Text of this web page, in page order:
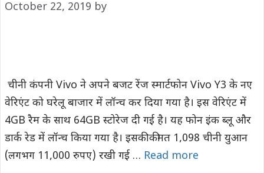
October 22, 2019 by
चीनी कंपनी Vivo ने अपने बजट रेंज स्मार्टफोन Vivo Y3 के नए
वेरिएंट को घरेलू बाजार में लॉन्च कर दिया गया है। इस वेरिएंट में
4GB रैम के साथ 64GB स्टोरेज दी गई है। यह फोन इंक ब्लू और
डार्क रेड में लॉन्च किया गया है। इसकी कीमत 1,098 चीनी युआन
(लगभग 11,000 रुपए) रखी गई … Read more